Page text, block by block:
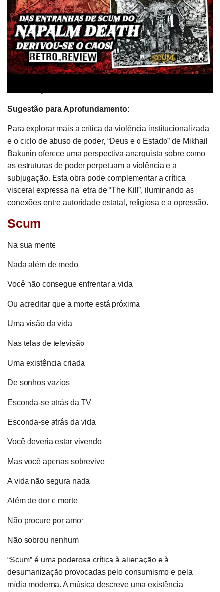
Nietzsche aborda a ideia de que muitas verdades aceitas,
como moralidade e significado, são na verdade
construções sociais que podem obscurecer realidades
mais profundas. Essa perspectiva niilista ressoa
indiretamente com a crítica da banda às estruturas sociais
e políticas, embora o foco principal de Napalm Death seja
mais diretamente voltado para questões de injustiça social
Sugestão para Aprofundamento:
Para explorar mais a crítica da violência institucionalizada
e o ciclo de abuso de poder, “Deus e o Estado” de Mikhail
Bakunin oferece uma perspectiva anarquista sobre como
as estruturas de poder perpetuam a violência e a
subjugação. Esta obra pode complementar a crítica
visceral expressa na letra de “The Kill”, iluminando as
conexões entre autoridade estatal, religiosa e a opressão.
Scum
Na sua mente
Nada além de medo
Você não consegue enfrentar a vida
Ou acreditar que a morte está próxima
Uma visão da vida
Nas telas de televisão
Uma existência criada
De sonhos vazios
Esconda-se atrás da TV
Esconda-se atrás da vida
Você deveria estar vivendo
Mas você apenas sobrevive
A vida não segura nada
Além de dor e morte
Não procure por amor
Não sobrou nenhum
“Scum” é uma poderosa crítica à alienação e à
desumanização provocadas pelo consumismo e pela
mídia moderna. A música descreve uma existência